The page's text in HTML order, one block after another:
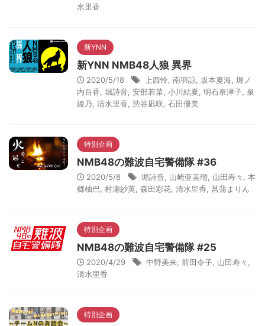
水里香
新YNN
新YNN NMB48人狼 異界
2020/5/18 上西怜 南羽諒 坂本夏海 堀ノ
内百香 堀詩音 安部若菜 小川結夏 明石奈津子 泉
綾乃 清水里香 渋谷凪咲 石田優美
特別企画
NMB48の難波自宅警備隊 #36
2020/5/8 堀詩音 山崎亜美瑠 山田寿々
本
郷柚巴 村瀬紗英 森田彩花 清水里香 菖蒲まりん
特別企画
NMB48の難波自宅警備隊 #25
2020/4/29 中野美来 前田令子 山田寿々
清水里香
特別企画